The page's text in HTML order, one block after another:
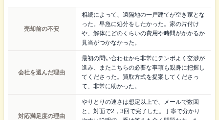
売却前の不安
相続によって、遠隔地の一戸建てが空き家とな
った。早急に処分をしたかった。家の片付け
や、解体にどのくらいの費用や時間がかかるか
見当がつかなかった。
会社を選んだ理由
最初の問い合わせから非常にテンポよく交渉が
進み、またこちらの必要な事項も親身に把握し
てくださった。買取方式を提案してくださっ
て、非常に助かった。
対応満足度の理由
やりとりの速さは想定以上で、メールで数回
と、対面で2，3回で完了した。丁寧で分かり